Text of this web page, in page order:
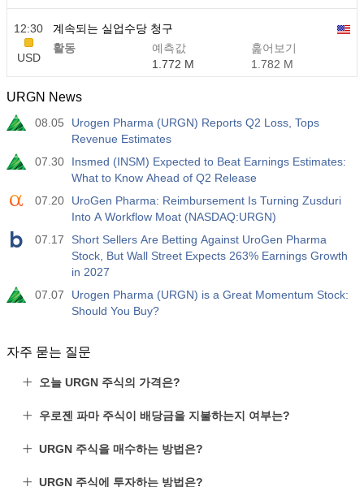
12:30
USD
계속되는 실업수당 청구
활동
예측값
1.772 M
훑어보기
1.782 M
URGN News
08.05
Urogen Pharma (URGN) Reports Q2 Loss, Tops
Revenue Estimates
07.30
Insmed (INSM) Expected to Beat Earnings Estimates:
What to Know Ahead of Q2 Release
07.20
UroGen Pharma: Reimbursement Is Turning Zusduri
Into A Workflow Moat (NASDAQ:URGN)
07.17
Short Sellers Are Betting Against UroGen Pharma
Stock, But Wall Street Expects 263% Earnings Growth
in 2027
07.07
Urogen Pharma (URGN) is a Great Momentum Stock:
Should You Buy?
자주 묻는 질문
오늘 URGN 주식의 가격은?
우로젠 파마 주식이 배당금을 지불하는지 여부는?
URGN 주식을 매수하는 방법은?
URGN 주식에 투자하는 방법은?